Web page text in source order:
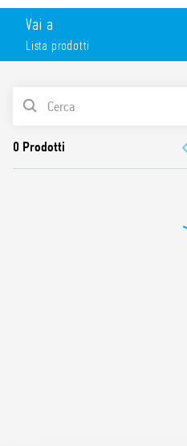
Caratteristiche:
2 scambi 10A
Morsetti a vite
Fornito con modulo di
Targhetta d’identificazione
UL Listing (combinazione
Contatti senza Cadmio
Vai a
Lista prodotti
LISTA PRODOTTI
DOCUMENTAZIONE